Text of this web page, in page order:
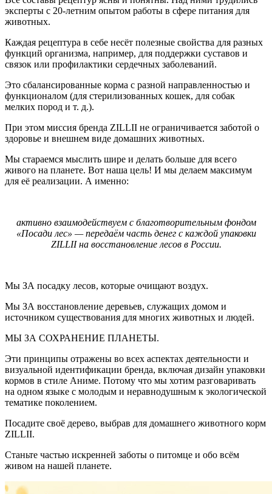
эксперты с 20-летним опытом работы в сфере питания для
животных.
Каждая рецептура в себе несёт полезные свойства для разных
функций организма, например, для поддержки суставов и
связок или профилактики сердечных заболеваний.
Это сбалансированные корма с разной направленностью и
функционалом (для стерилизованных кошек, для собак
мелких пород и т. д.).
При этом миссия бренда ZILLII не ограничивается заботой о
здоровье и внешнем виде домашних животных.
Мы стараемся мыслить шире и делать больше для всего
живого на планете. Вот наша цель! И мы делаем максимум
для её реализации. А именно:
активно взаимодействуем с благотворительным фондом
«Посади лес» — передаём часть денег с каждой упаковки
ZILLII на восстановление лесов в России.
Мы ЗА посадку лесов, которые очищают воздух.
Мы ЗА восстановление деревьев, служащих домом и
источником существования для многих животных и людей.
МЫ ЗА СОХРАНЕНИЕ ПЛАНЕТЫ.
Эти принципы отражены во всех аспектах деятельности и
визуальной идентификации бренда, включая дизайн упаковки
кормов в стиле Аниме. Потому что мы хотим разговаривать
на одном языке с молодым и неравнодушным к экологической
тематике поколением.
Посадите своё дерево, выбрав для домашнего животного корм
ZILLII.
Станьте частью искренней заботы о питомце и обо всём
живом на нашей планете.